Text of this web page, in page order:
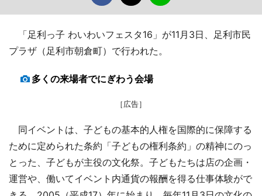
「足利っ子 わいわいフェスタ16」が11月3日、足利市民
プラザ（足利市朝倉町）で行われた。
多くの来場者でにぎわう会場
［広告］
同イベントは、子どもの基本的人権を国際的に保障する
ために定められた条約「子どもの権利条約」の精神にのっ
とった、子どもが主役の文化祭。子どもたちは店の企画・
運営や、働いてイベント内通貨の報酬を得る仕事体験がで